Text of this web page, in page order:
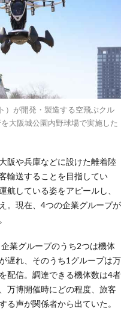
）が開発・製造する空飛ぶクル
大阪城公園内野球場で実施した
阪や兵庫などに設けた離着陸
輸送することを目指してい
航している姿をアピールし、
。現在、4つの企業グループが
業グループのうち2つは機体
遅れ、そのうち1グループは万
配信。調達できる機体数は4者
万博開催時にどの程度、旅客
る声が関係者から出ていた。